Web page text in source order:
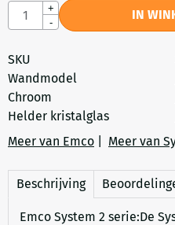
Aantal
+
-
IN
SKU
Wandmodel
Chroom
Helder kristalglas
Meer van Emco
Meer van
Beschrijving
Emco System 2 serie:De